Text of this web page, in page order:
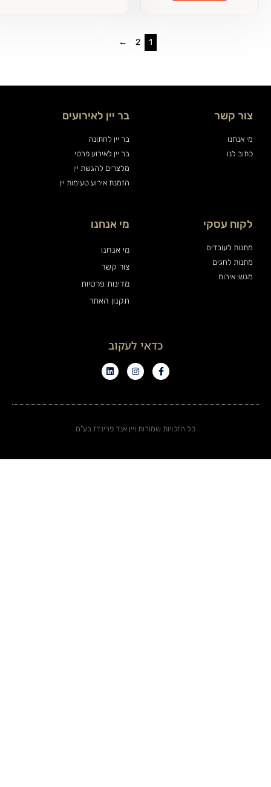
←
קשר
אנחנו
לנו
בר יין לאירועים
בר יין לחתונה
בר יין לאירוע פרטי
מלצרים להגשת יין
הזמנת אירוע טעימות יין
עסקי
לעובדים
לחגים
אירוח
מי אנחנו
מי אנחנו
צור קשר
מדינות פרטיות
תקנון האתר
כדאי לעקוב
כל הזכויות שמורות ויין אנד פרינדז בע"מ